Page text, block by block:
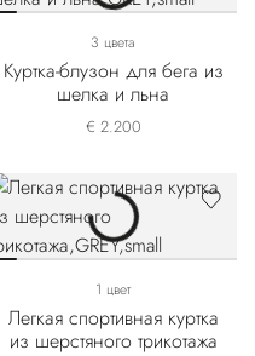
3 цвета
Куртка-блузон для бега из
шелка и льна
€ 2.200
1 цвет
Легкая спортивная куртка
из шерстяного трикотажа